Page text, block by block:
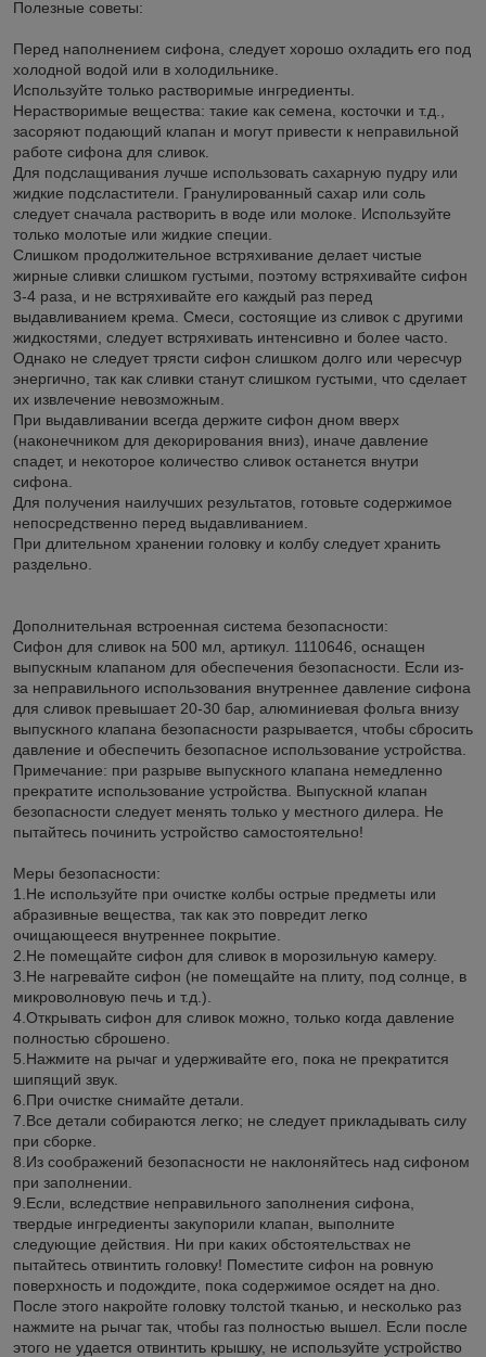
Полезные советы:
Перед наполнением сифона, следует хорошо охладить его под
холодной водой или в холодильнике.
Используйте только растворимые ингредиенты.
Нерастворимые вещества: такие как семена, косточки и т.д.,
засоряют подающий клапан и могут привести к неправильной
работе сифона для сливок.
Для подслащивания лучше использовать сахарную пудру или
жидкие подсластители. Гранулированный сахар или соль
следует сначала растворить в воде или молоке. Используйте
только молотые или жидкие специи.
Слишком продолжительное встряхивание делает чистые
жирные сливки слишком густыми, поэтому встряхивайте сифон
3-4 раза, и не встряхивайте его каждый раз перед
выдавливанием крема. Смеси, состоящие из сливок с другими
жидкостями, следует встряхивать интенсивно и более часто.
Однако не следует трясти сифон слишком долго или чересчур
энергично, так как сливки станут слишком густыми, что сделает
их извлечение невозможным.
При выдавливании всегда держите сифон дном вверх
(наконечником для декорирования вниз), иначе давление
спадет, и некоторое количество сливок останется внутри
сифона.
Для получения наилучших результатов, готовьте содержимое
непосредственно перед выдавливанием.
При длительном хранении головку и колбу следует хранить
раздельно.
Дополнительная встроенная система безопасности:
Сифон для сливок на 500 мл, артикул. 1110646, оснащен
выпускным клапаном для обеспечения безопасности. Если из-
за неправильного использования внутреннее давление сифона
для сливок превышает 20-30 бар, алюминиевая фольга внизу
выпускного клапана безопасности разрывается, чтобы сбросить
давление и обеспечить безопасное использование устройства.
Примечание: при разрыве выпускного клапана немедленно
прекратите использование устройства. Выпускной клапан
безопасности следует менять только у местного дилера. Не
пытайтесь починить устройство самостоятельно!
Меры безопасности:
1.Не используйте при очистке колбы острые предметы или
абразивные вещества, так как это повредит легко
очищающееся внутреннее покрытие.
2.Не помещайте сифон для сливок в морозильную камеру.
3.Не нагревайте сифон (не помещайте на плиту, под солнце, в
микроволновую печь и т.д.).
4.Открывать сифон для сливок можно, только когда давление
полностью сброшено.
5.Нажмите на рычаг и удерживайте его, пока не прекратится
шипящий звук.
6.При очистке снимайте детали.
7.Все детали собираются легко; не следует прикладывать силу
при сборке.
8.Из соображений безопасности не наклоняйтесь над сифоном
при заполнении.
9.Если, вследствие неправильного заполнения сифона,
твердые ингредиенты закупорили клапан, выполните
следующие действия. Ни при каких обстоятельствах не
пытайтесь отвинтить головку! Поместите сифон на ровную
поверхность и подождите, пока содержимое осядет на дно.
После этого накройте головку толстой тканью, и несколько раз
нажмите на рычаг так, чтобы газ полностью вышел. Если после
этого не удается отвинтить крышку, не используйте устройство